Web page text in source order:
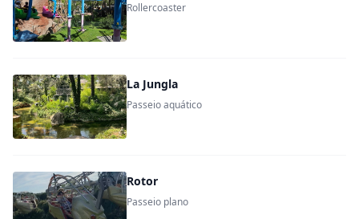
Rollercoaster
La Jungla
Passeio aquático
Rotor
Passeio plano